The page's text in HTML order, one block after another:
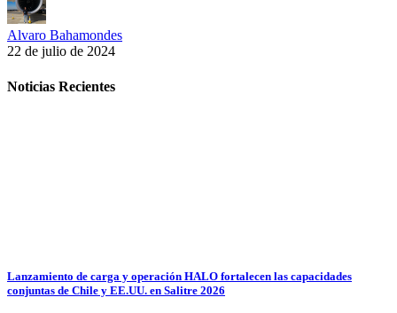
Alvaro Bahamondes
22 de julio de 2024
Noticias Recientes
Lanzamiento de carga y operación HALO fortalecen las capacidades
conjuntas de Chile y EE.UU. en Salitre 2026